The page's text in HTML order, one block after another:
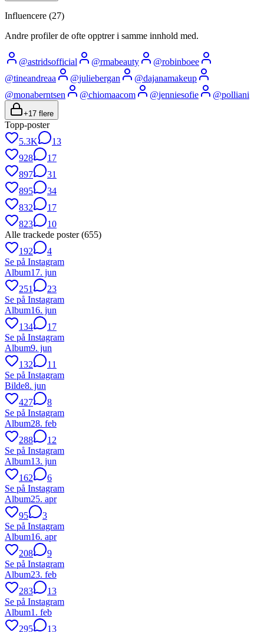
Influencere (27)
Andre profiler de ofte opptrer i samme innhold med.
@astridsofficial @rmabeauty @robinboee
@tineandreaa @juliebergan @dajanamakeup
@monaberntsen @chiomaacom @jenniesofie @polliani
+17 flere
Topp-poster
5.3K
13
928
17
897
31
895
34
832
17
823
10
Alle trackede poster (655)
192
4
Se på Instagram
Album17. jun
251
23
Se på Instagram
Album16. jun
134
17
Se på Instagram
Album9. jun
132
11
Se på Instagram
Bilde8. jun
427
8
Se på Instagram
Album28. feb
288
12
Se på Instagram
Album13. jun
162
6
Se på Instagram
Album25. apr
95
3
Se på Instagram
Album16. apr
208
9
Se på Instagram
Album23. feb
283
13
Se på Instagram
Album1. feb
295
13